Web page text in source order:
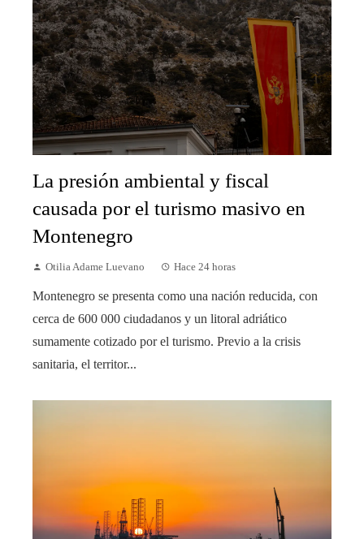
La presión ambiental y fiscal
causada por el turismo masivo en
Montenegro
Otilia Adame Luevano Hace 24 horas
Montenegro se presenta como una nación reducida, con
cerca de 600 000 ciudadanos y un litoral adriático
sumamente cotizado por el turismo. Previo a la crisis
sanitaria, el territor...